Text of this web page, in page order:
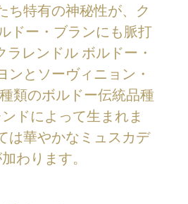
ち特有の神秘性が、ク
ドー・ブランにも脈打
ラレンドル ボルドー・
ンとソーヴィニョン・
類のボルドー伝統品種
ドによって生まれま
は華やかなミュスカデ
わります。